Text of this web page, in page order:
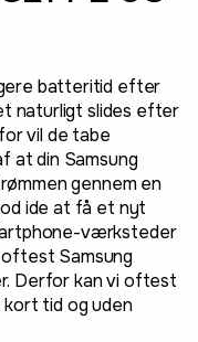
batteritid efter
naturligt slides efter
vil de tabe
at din Samsung
gennem en
ide at få et nyt
værksteder
Samsung
Derfor kan vi oftest
tid og uden